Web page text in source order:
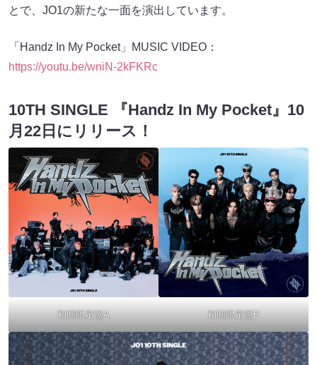
とで、JO1の新たな⼀⾯を演出しています。
「Handz In My Pocket」MUSIC VIDEO：
https://youtu.be/wniN-2kFKRc
10TH SINGLE 『Handz In My Pocket』10
月22日にリリース！
初回限定盤A 初回限定盤B